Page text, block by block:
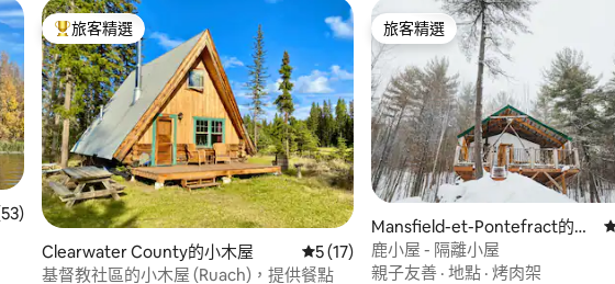
評價中獲得 4.91 的平均評分（滿分 5 分）
旅客精選榜首
旅客精選
Clearwater County的小木屋 從 17 則評價中獲得 5 的平均評分（滿分 5 分
5 (17)
基督教社區的小木屋 (Ruach)，提供餐點
旅客精選
旅客精選
Mansfield-et-Pontefract的小
木屋
鹿小屋 - 隔離小屋
親子友善 · 地點 · 烤肉架